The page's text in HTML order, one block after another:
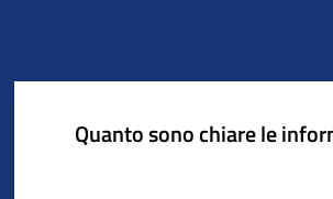
Quanto sono chiare le